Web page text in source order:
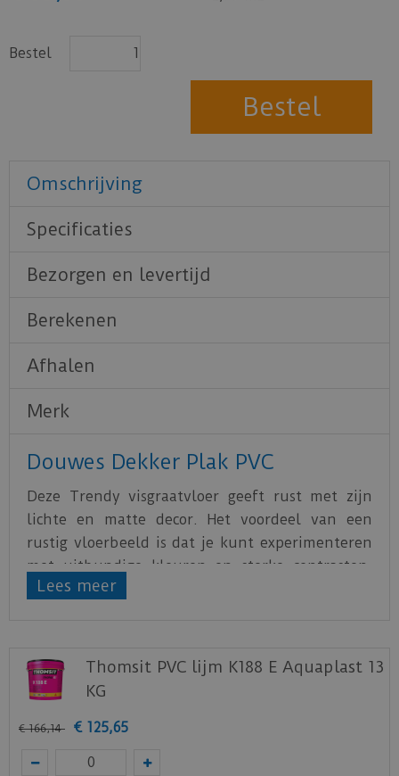
Bestel
Omschrijving
Specificaties
Bezorgen en levertijd
Berekenen
Afhalen
Merk
Douwes Dekker Plak PVC
Deze Trendy visgraatvloer geeft rust met zijn
lichte en matte decor. Het voordeel van een
rustig vloerbeeld is dat je kunt experimenteren
met uitbundige kleuren en sterke contrasten.
Meubels met felle kleuren staan heel mooi bij
meubels en details in verschillende
houtsoorten. De vellingkanten rondom geven
het een authentieke look. Eenvoudig en
onbevangen.
De Trendy visgraat pepermunt PVC is naast de
Lees meer
Thomsit PVC lijm K188 E Aquaplast 13
KG
€ 166,14 € 125,65